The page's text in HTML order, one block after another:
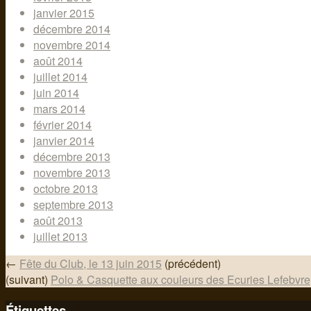
janvier 2015
décembre 2014
novembre 2014
août 2014
juillet 2014
juin 2014
mars 2014
février 2014
janvier 2014
décembre 2013
novembre 2013
octobre 2013
septembre 2013
août 2013
juillet 2013
← Fête du Club, le 13 juin 2015 (précédent)
(suivant) Polo & Casquette aux couleurs des Ecuries Lefebvre